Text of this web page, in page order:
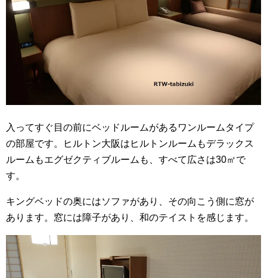
入ってすぐ目の前にベッドルームがあるワンルームタイプ
の部屋です。ヒルトン大阪はヒルトンルームもデラックス
ルームもエグゼクティブルームも、すべて広さは30㎡で
す。
キングベッドの奥にはソファがあり、その向こう側に窓が
あります。窓には障子があり、和のテイストを感じます。